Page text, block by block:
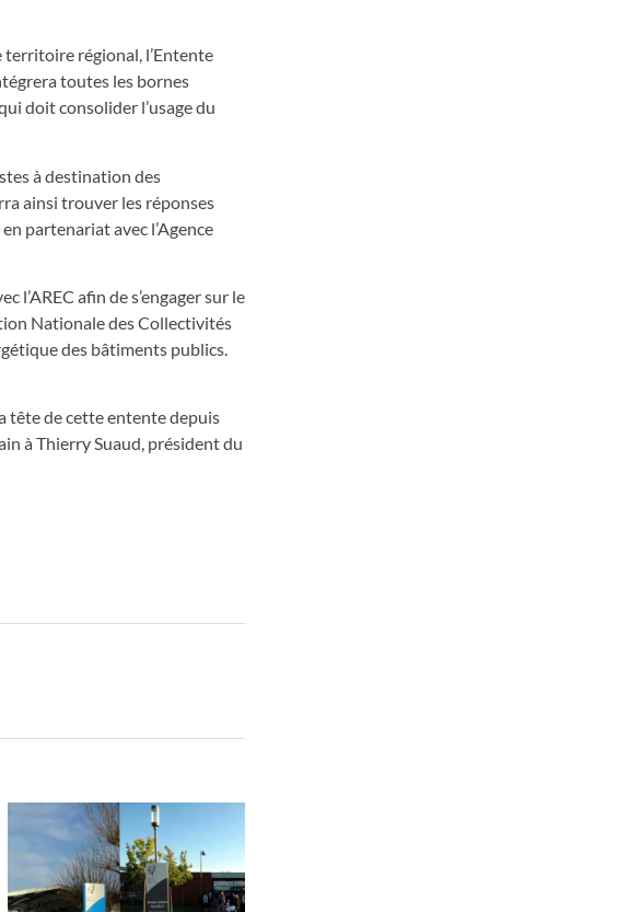
territoire régional, l’Entente
toutes les bornes
doit consolider l’usage du
à destination des
ainsi trouver les réponses
partenariat avec l’Agence
l’AREC afin de s’engager sur le
Nationale des Collectivités
des bâtiments publics.
tête de cette entente depuis
à Thierry Suaud, président du